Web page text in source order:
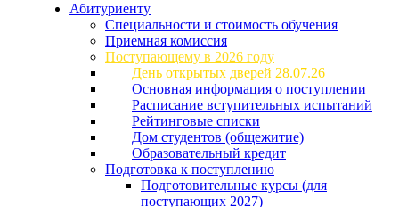
Абитуриенту
Специальности и стоимость обучения
Приемная комиссия
Поступающему в 2026 году
День открытых дверей 28.07.26
Основная информация о поступлении
Расписание вступительных испытаний
Рейтинговые списки
Дом студентов (общежитие)
Образовательный кредит
Подготовка к поступлению
Подготовительные курсы (для
поступающих 2027)